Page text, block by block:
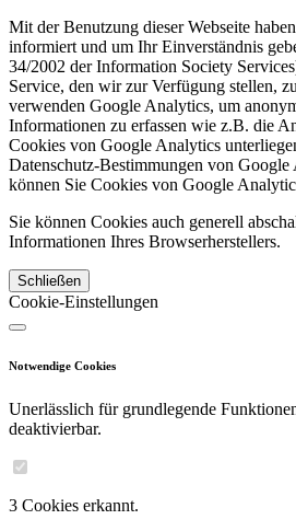
Mit der Benutzung dieser Webseite
informiert und um Ihr Einverständnis
34/2002 der Information Society
Service, den wir zur Verfügung stellen,
verwenden Google Analytics, um
Informationen zu erfassen wie z.B. die
Cookies von Google Analytics
Datenschutz-Bestimmungen von
können Sie Cookies von Google
Sie können Cookies auch generell
Informationen Ihres Browserherstellers.
Schließen
Cookie-Einstellungen
Notwendige Cookies
Unerlässlich für grundlegende
deaktivierbar.
3 Cookies erkannt.